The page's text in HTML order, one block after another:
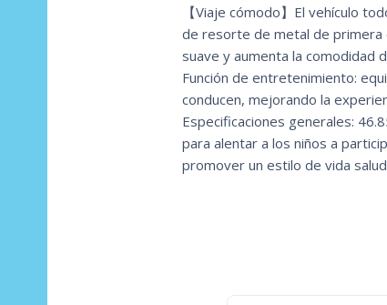
【Viaje cómodo】El vehículo
de resorte de metal de primera
suave y aumenta la comodidad
Función de entretenimiento:
conducen, mejorando la
Especificaciones generales:
para alentar a los niños a
promover un estilo de vida